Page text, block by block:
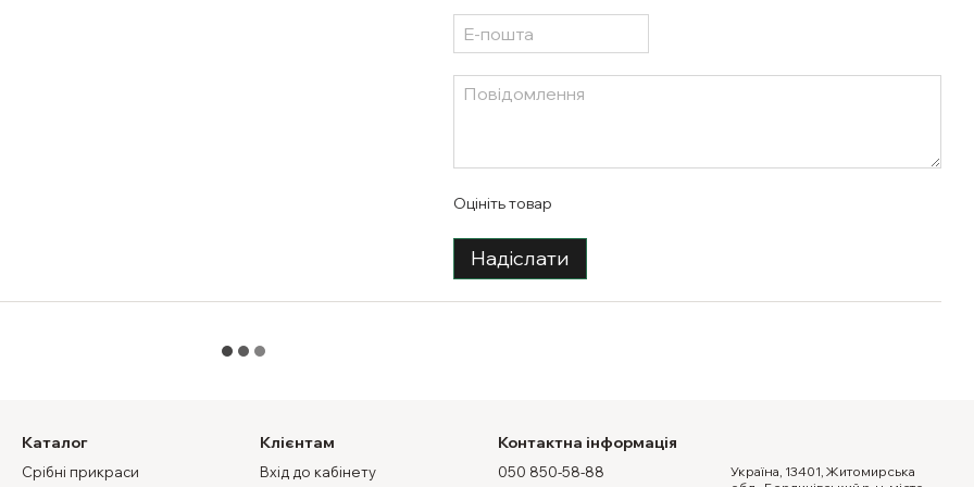
Оцініть товар
Надіслати
Каталог
Срібні прикраси
Клієнтам
Вхід до кабінету
Контактна інформація
050 850-58-88
Україна, 13401, Житомирська